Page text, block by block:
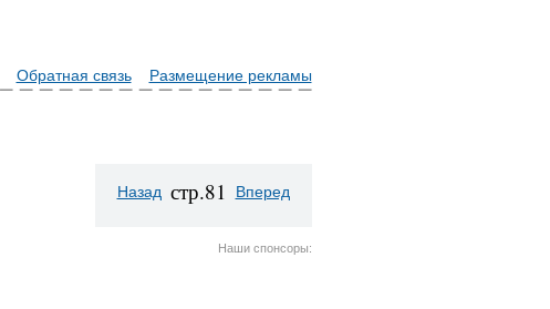
Обратная связь Размещение рекламы
Назад стр.81 Вперед
Наши спонсоры: